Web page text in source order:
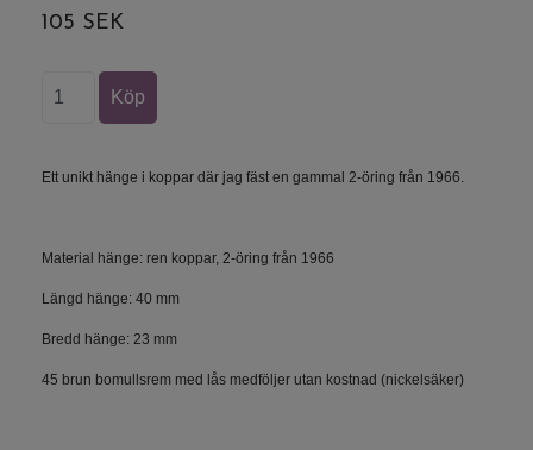
105 SEK
Ett unikt hänge i koppar där jag fäst en gammal 2-öring från 1966.
Material hänge: ren koppar, 2-öring från 1966
Längd hänge: 40 mm
Bredd hänge: 23 mm
45 brun bomullsrem med lås medföljer utan kostnad (nickelsäker)